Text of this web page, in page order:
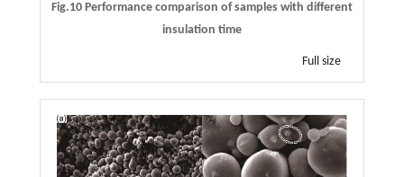
Fig.10 Performance comparison of samples with different
insulation time
Full size